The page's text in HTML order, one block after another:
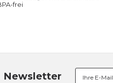
frei
Newsletter